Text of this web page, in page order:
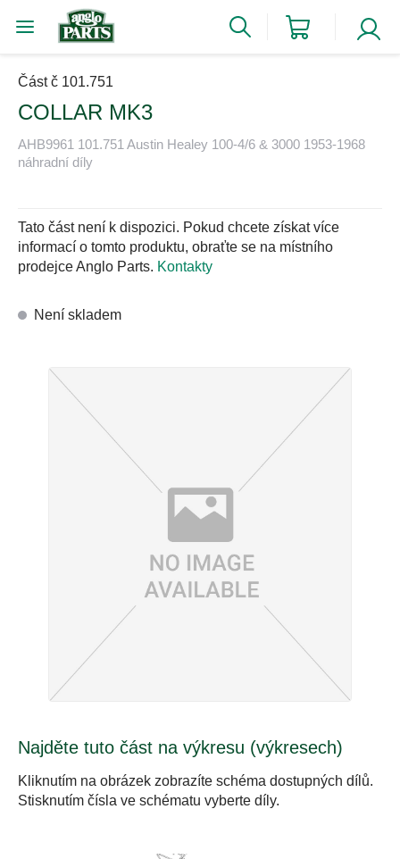
Část č 101.751
COLLAR MK3
AHB9961 101.751 Austin Healey 100-4/6 & 3000 1953-1968
náhradní díly
Tato část není k dispozici. Pokud chcete získat více
informací o tomto produktu, obraťte se na místního
prodejce Anglo Parts. Kontakty
Není skladem
Najděte tuto část na výkresu (výkresech)
Kliknutím na obrázek zobrazíte schéma dostupných dílů.
Stisknutím čísla ve schématu vyberte díly.